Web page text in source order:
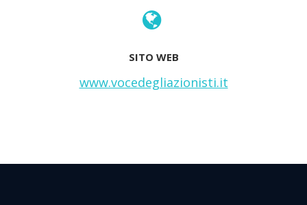
SITO WEB
www.vocedegliazionisti.it